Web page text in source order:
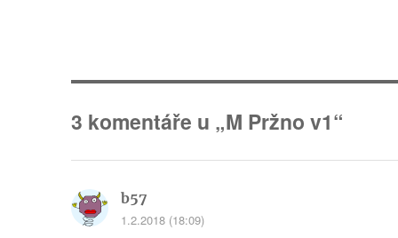
3 komentáře u „M Pržno v1“
b57
1.2.2018 (18:09)